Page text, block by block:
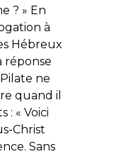
? » En
à
Hébreux
réponse
ne
quand il
: « Voici
Christ
Sans